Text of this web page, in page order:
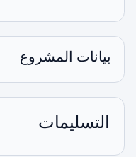
التسليمات
بيانات المشروع